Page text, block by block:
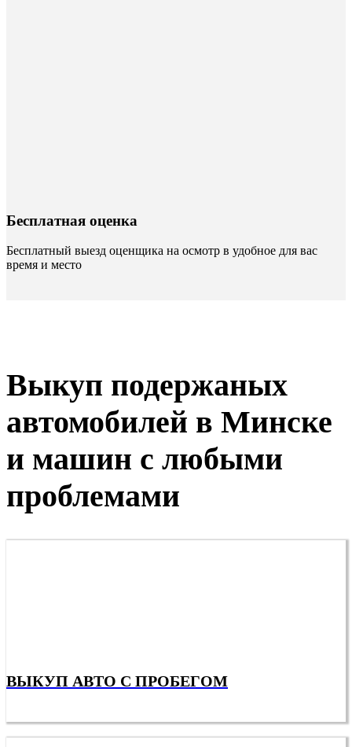
Бесплатная оценка
Бесплатный выезд оценщика на осмотр в удобное для вас
время и место
Выкуп подержаных
автомобилей в Минске
и машин с любыми
проблемами
ВЫКУП АВТО С ПРОБЕГОМ